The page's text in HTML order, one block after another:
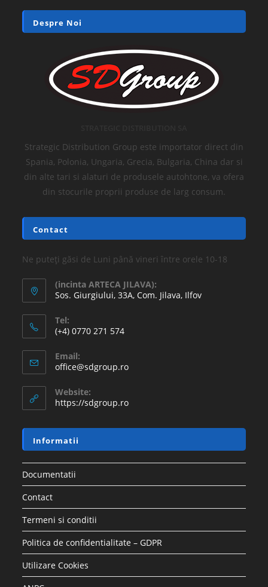
Despre Noi
Strategic Distribution Group este importator direct din
Spania, Polonia, Ungaria, Grecia, Bulgaria, China dar si
din alte tari si alaturi de produsele autohtone, va ofera
din stocurile proprii produse de larg consum.
Contact
Ne puteți găsi de Luni până vineri între orele 10-18
(incinta ARTECA JILAVA):
Sos. Giurgiului, 33A, Com. Jilava, Ilfov
Tel:
(+4) 0770 271 574
Email:
office@sdgroup.ro
Website:
https://sdgroup.ro
Informatii
Documentatii
Contact
Termeni si conditii
Politica de confidentialitate – GDPR
Utilizare Cookies